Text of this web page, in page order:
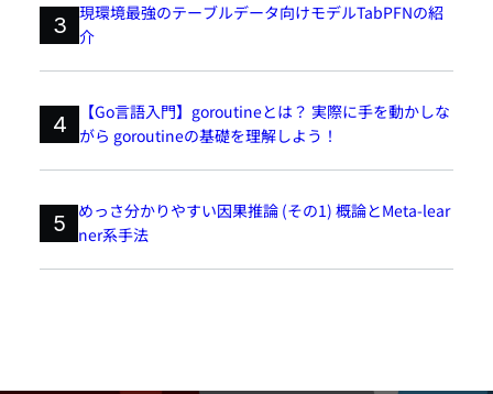
3 現環境最強のテーブルデータ向けモデルTabPFNの紹
介
4
【Go言語入門】goroutineとは？ 実際に手を動かしな
がら goroutineの基礎を理解しよう！
5
めっさ分かりやすい因果推論 (その1) 概論とMeta-lear
ner系手法